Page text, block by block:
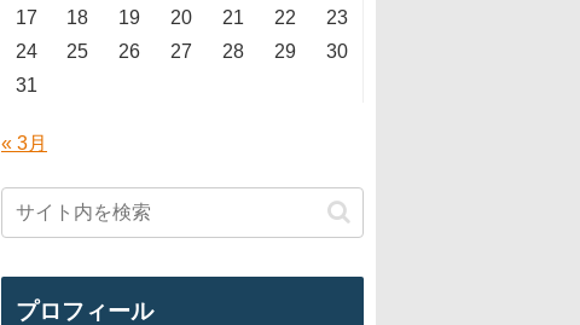
17
18 19 20 21 22
23
24
25 26 27 28 29
30
31
« 3月
プロフィール